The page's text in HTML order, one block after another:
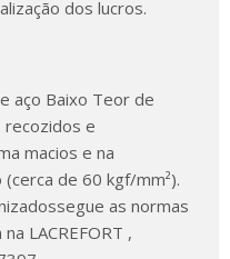
dos lucros.
aço Baixo Teor de
recozidos e
macios e na
de 60 kgf/mm²).
as normas
LACREFORT ,